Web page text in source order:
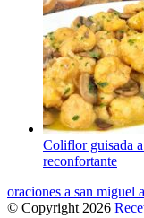
Coliflor guisada
reconfortante
oraciones a san miguel
© Copyright 2026